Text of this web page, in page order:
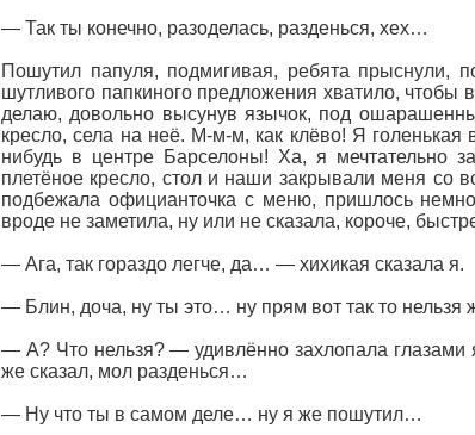
— Так ты конечно, разоделась, разденься, хех…
Пошутил папуля, подмигивая, ребята прыснули,
шутливого папкиного предложения хватило,
делаю, довольно высунув язычок, под
кресло, села на неё. М-м-м, как клёво! Я
нибудь в центре Барселоны! Ха, я мечтательно
плетёное кресло, стол и наши закрывали меня со
подбежала официанточка с меню, пришлось
вроде не заметила, ну или не сказала, короче,
— Ага, так гораздо легче, да… — хихикая сказала я.
— Блин, доча, ну ты это… ну прям вот так то
— А? Что нельзя? — удивлённо захлопала
же сказал, мол разденься…
— Ну что ты в самом деле… ну я же пошутил…